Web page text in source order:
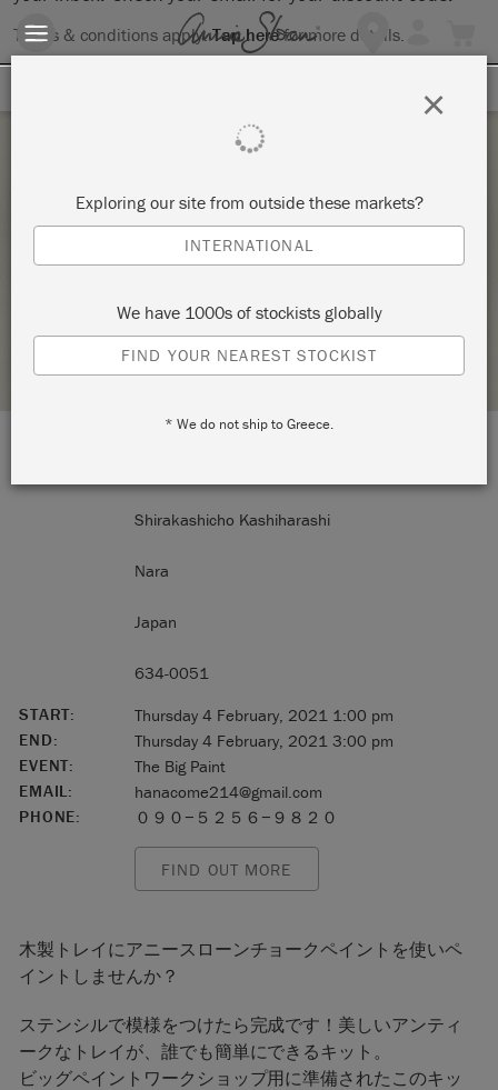
Terms & conditions apply.Tap herefor more details.
THE BIG PAINT チョークペイント 基本
編
STOCKIST PROFILE
Shirakashicho Kashiharashi
Nara
Japan
634-0051
START:
Thursday 4 February, 2021 1:00 pm
END:
Thursday 4 February, 2021 3:00 pm
EVENT:
The Big Paint
EMAIL:
hanacome214@gmail.com
PHONE:
０９０−５２５６−９８２０
FIND OUT MORE
木製トレイにアニースローンチョークペイントを使いペ
イントしませんか？
ステンシルで模様をつけたら完成です！美しいアンティ
ークなトレイが、誰でも簡単にできるキット。
ビッグペイントワークショップ用に準備されたこのキッ
Exploring our site from outside these markets?
INTERNATIONAL
We have 1000s of stockists globally
FIND YOUR NEAREST STOCKIST
* We do not ship to Greece.
×